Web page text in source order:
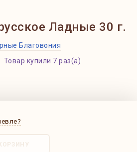
Ладные 30 г.
Благовония
Товар купили 7 раз(а)